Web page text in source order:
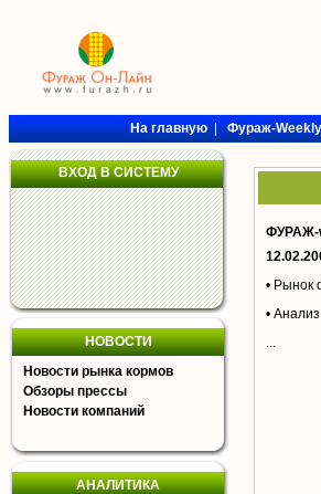
На главную|Фураж-Weekly
ВХОД В СИСТЕМУ
НОВОСТИ
Новости рынка кормов
Обзоры прессы
Новости компаний
АНАЛИТИКА
ФУРАЖ-
• Рынок
•
...